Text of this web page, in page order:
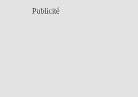
Publicité